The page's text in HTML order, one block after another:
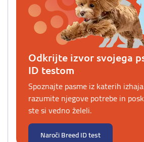
Odkrijte izvor svojega
ID testom
Spoznajte pasme iz katerih
razumite njegove potrebe in
ste si vedno želeli.
Naroči Breed ID test